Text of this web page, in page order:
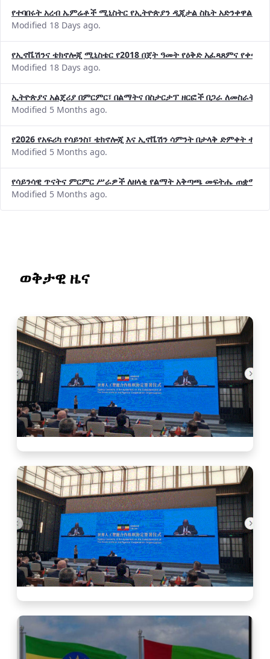
የተባበሩት አረብ ኤምሬቶች ሚኒስትር የኢትዮጵያን ዲጂታል ስኬት አድንቀዋል
Modified 18 Days ago.
የኢኖቬሽንና ቴክኖሎጂ ሚኒስቴር የ2018 በጀት ዓመት የዕቅድ አፈጻጸምና
Modified 18 Days ago.
ኢትዮጵያና አልጄሪያ በምርምር፣ በልማትና በስታርታፕ ዘርፎች በጋራ ለመስራት
Modified 5 Months ago.
የ2026 የአፍሪካ የሳይንስ፣ ቴክኖሎጂ እና ኢኖቬሽን ሳምንት በታላቅ ድምቀት
Modified 5 Months ago.
የሳይንሳዊ ጥናትና ምርምር ሥራዎች ለዘላቂ የልማት አቅጣጫ መፍትሔ ጠቋሚ
Modified 5 Months ago.
ወቅታዊ ዜና